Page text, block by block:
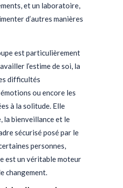
et un laboratoire,
d’autres manières
est particulièrement
l’estime de soi, la
difficultés
ou encore les
à la solitude. Elle
la bienveillance et le
sécurisé posé par le
personnes,
est un véritable moteur
changement.